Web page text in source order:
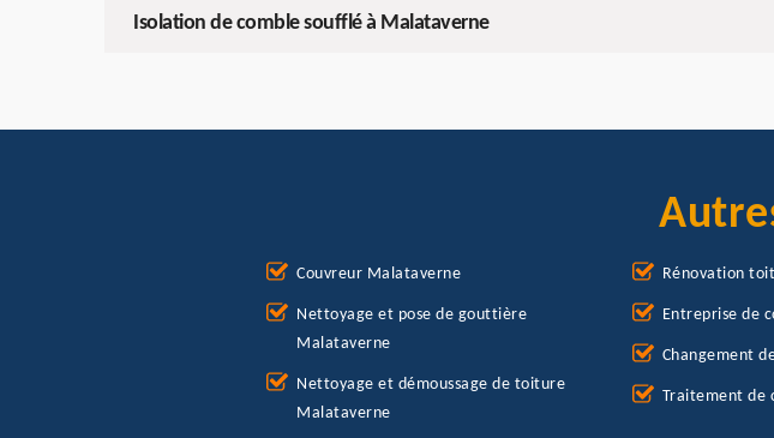
Isolation de comble soufflé à Malataverne
Couvreur Malataverne
Nettoyage et pose de gouttière
Malataverne
Nettoyage et démoussage de toiture
Malataverne
Rénovation
Entreprise de
Changement
Traitement de